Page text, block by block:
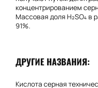
концентрированием
Массовая доля H₂SO₄ в
91%.
ДРУГИЕ НАЗВАНИЯ:
Кислота серная